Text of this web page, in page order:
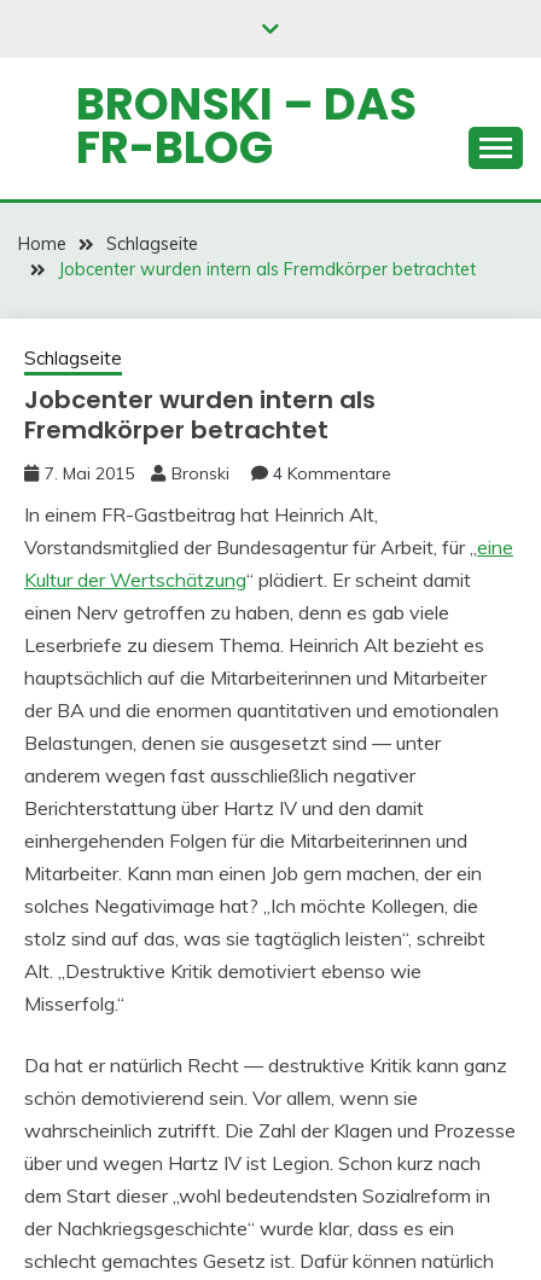
BRONSKI – DAS
FR-BLOG
Home
Schlagseite
Jobcenter wurden intern als Fremdkörper betrachtet
Schlagseite
Jobcenter wurden intern als
Fremdkörper betrachtet
7. Mai 2015 Bronski 4 Kommentare
In einem FR-Gastbeitrag hat Heinrich Alt,
Vorstandsmitglied der Bundesagentur für Arbeit, für „eine
Kultur der Wertschätzung“ plädiert. Er scheint damit
einen Nerv getroffen zu haben, denn es gab viele
Leserbriefe zu diesem Thema. Heinrich Alt bezieht es
hauptsächlich auf die Mitarbeiterinnen und Mitarbeiter
der BA und die enormen quantitativen und emotionalen
Belastungen, denen sie ausgesetzt sind — unter
anderem wegen fast ausschließlich negativer
Berichterstattung über Hartz IV und den damit
einhergehenden Folgen für die Mitarbeiterinnen und
Mitarbeiter. Kann man einen Job gern machen, der ein
solches Negativimage hat? „Ich möchte Kollegen, die
stolz sind auf das, was sie tagtäglich leisten“, schreibt
Alt. „Destruktive Kritik demotiviert ebenso wie
Misserfolg.“
Da hat er natürlich Recht — destruktive Kritik kann ganz
schön demotivierend sein. Vor allem, wenn sie
wahrscheinlich zutrifft. Die Zahl der Klagen und Prozesse
über und wegen Hartz IV ist Legion. Schon kurz nach
dem Start dieser „wohl bedeutendsten Sozialreform in
der Nachkriegsgeschichte“ wurde klar, dass es ein
schlecht gemachtes Gesetz ist. Dafür können natürlich